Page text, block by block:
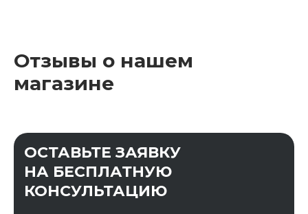
Отзывы о нашем
магазине
ОСТАВЬТЕ ЗАЯВКУ
НА БЕСПЛАТНУЮ
КОНСУЛЬТАЦИЮ